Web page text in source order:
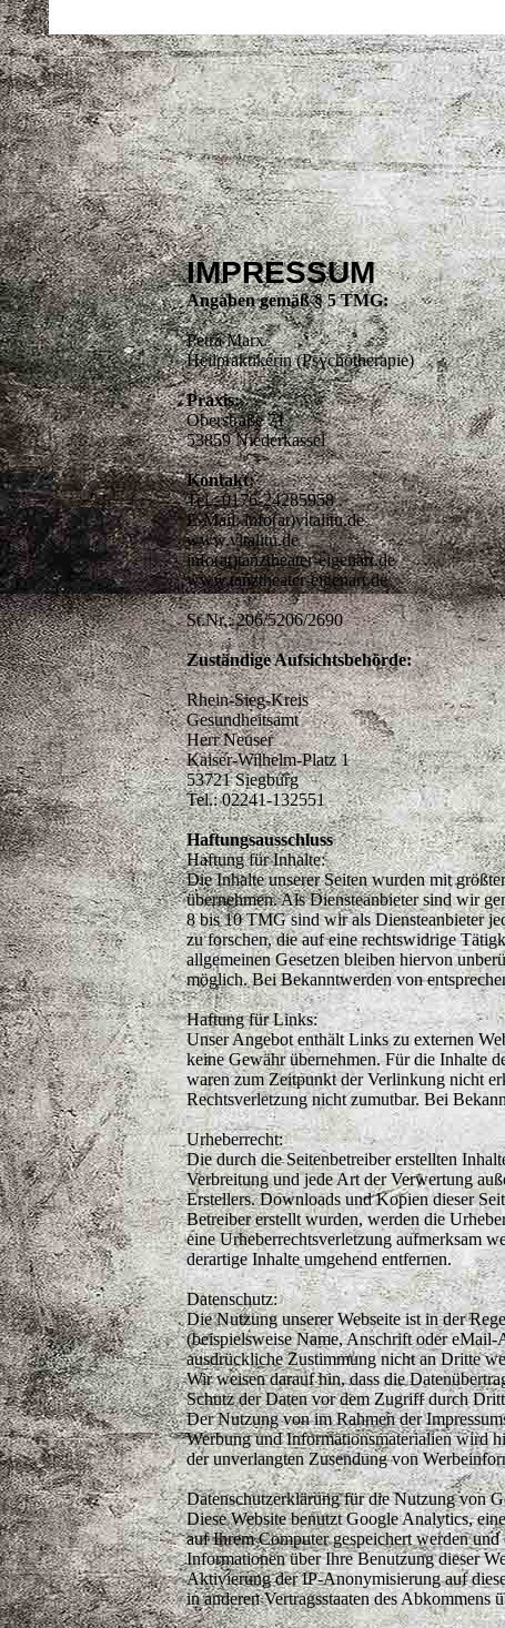
IMPRESSUM
Angaben gemäß § 5 TMG:
Petra Marx
Heilpraktikerin (Psychotherapie)
Praxis:
Oberstraße 71
53859 Niederkassel
Kontakt:
Tel.: 0176-24285958
E-Mail: info(at)vitalitu.de
www.vitalitu.de
info(at)tanztheater-eigenart.de
www.tanztheater-eigenart.de
St.Nr.: 206/5206/2690
Zuständige Aufsichtsbehörde:
Rhein-Sieg-Kreis
Gesundheitsamt
Herr Neuser
Kaiser-Wilhelm-Platz 1
53721 Siegburg
Tel.: 02241-132551
Haftungsausschluss
Haftung für Inhalte:
Die Inhalte unserer Seiten wurden mit
übernehmen. Als Diensteanbieter sind wir
8 bis 10 TMG sind wir als Diensteanbieter
zu forschen, die auf eine rechtswidrige
allgemeinen Gesetzen bleiben hiervon
möglich. Bei Bekanntwerden von
Haftung für Links:
Unser Angebot enthält Links zu externen
keine Gewähr übernehmen. Für die Inhalte
waren zum Zeitpunkt der Verlinkung nicht
Rechtsverletzung nicht zumutbar. Bei
Urheberrecht:
Die durch die Seitenbetreiber erstellten
Verbreitung und jede Art der Verwertung
Erstellers. Downloads und Kopien dieser
Betreiber erstellt wurden, werden die
eine Urheberrechtsverletzung aufmerksam
derartige Inhalte umgehend entfernen.
Datenschutz:
Die Nutzung unserer Webseite ist in der
(beispielsweise Name, Anschrift oder
ausdrückliche Zustimmung nicht an Dritte
Wir weisen darauf hin, dass die
Schutz der Daten vor dem Zugriff durch
Der Nutzung von im Rahmen der
Werbung und Informationsmaterialien wird
der unverlangten Zusendung von
Datenschutzerklärung für die Nutzung von
Diese Website benutzt Google Analytics,
auf Ihrem Computer gespeichert werden
Informationen über Ihre Benutzung dieser
Aktivierung der IP-Anonymisierung auf
in anderen Vertragsstaaten des